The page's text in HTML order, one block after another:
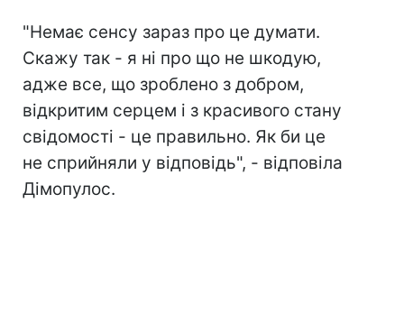
"Немає сенсу зараз про це думати.
Скажу так - я ні про що не шкодую,
адже все, що зроблено з добром,
відкритим серцем і з красивого стану
свідомості - це правильно. Як би це
не сприйняли у відповідь", - відповіла
Дімопулос.